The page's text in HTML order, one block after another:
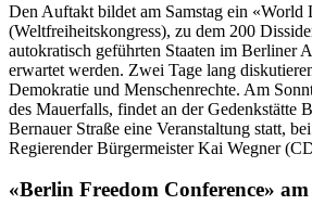
Den Auftakt bildet am Samstag ein «World
(Weltfreiheitskongress), zu dem 200
autokratisch geführten Staaten im Berliner
erwartet werden. Zwei Tage lang
Demokratie und Menschenrechte. Am
des Mauerfalls, findet an der Gedenkstätte
Bernauer Straße eine Veranstaltung statt,
Regierender Bürgermeister Kai Wegner
«Berlin Freedom Conference»